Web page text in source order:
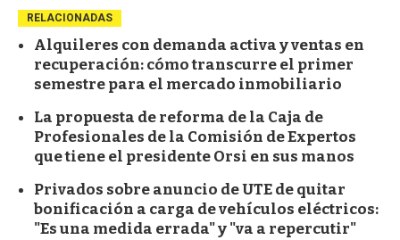
RELACIONADAS
Alquileres con demanda activa y ventas en
recuperación: cómo transcurre el primer
semestre para el mercado inmobiliario
La propuesta de reforma de la Caja de
Profesionales de la Comisión de Expertos
que tiene el presidente Orsi en sus manos
Privados sobre anuncio de UTE de quitar
bonificación a carga de vehículos eléctricos:
"Es una medida errada" y "va a repercutir"